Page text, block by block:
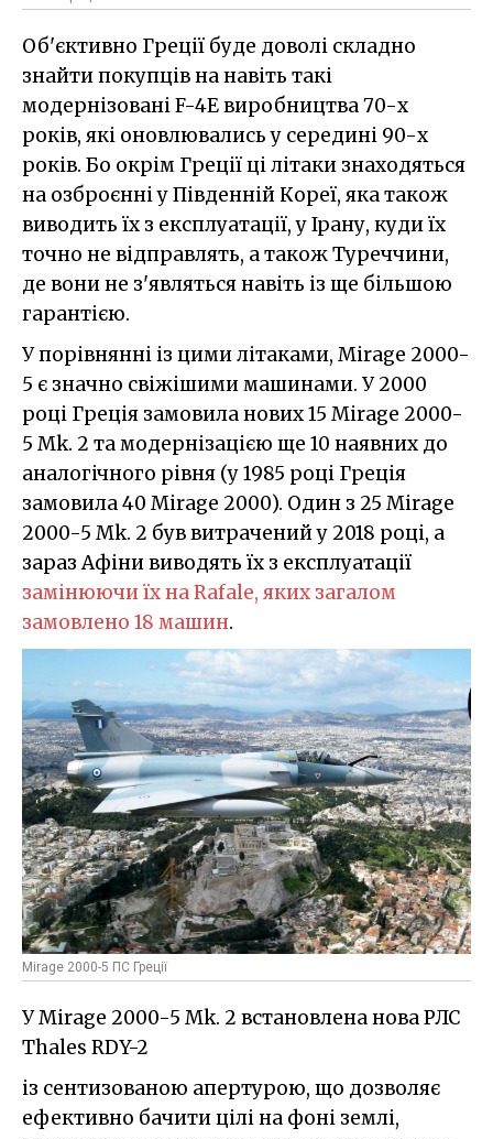
Об'єктивно Греції буде доволі складно
знайти покупців на навіть такі
модернізовані F-4E виробництва 70-х
років, які оновлювались у середині 90-х
років. Бо окрім Греції ці літаки знаходяться
на озброєнні у Південній Кореї, яка також
виводить їх з експлуатації, у Ірану, куди їх
точно не відправлять, а також Туреччини,
де вони не з'являться навіть із ще більшою
гарантією.
У порівнянні із цими літаками, Mirage 2000-
5 є значно свіжішими машинами. У 2000
році Греція замовила нових 15 Mirage 2000-
5 Mk. 2 та модернізацією ще 10 наявних до
аналогічного рівня (у 1985 році Греція
замовила 40 Mirage 2000). Один з 25 Mirage
2000-5 Mk. 2 був витрачений у 2018 році, а
зараз Афіни виводять їх з експлуатації
замінюючи їх на Rafale, яких загалом
замовлено 18 машин.
Mirage 2000-5 ПС Греції
У Mirage 2000-5 Mk. 2 встановлена нова РЛС
Thales RDY-2
із сентизованою апертурою, що дозволяє
ефективно бачити цілі на фоні землі,